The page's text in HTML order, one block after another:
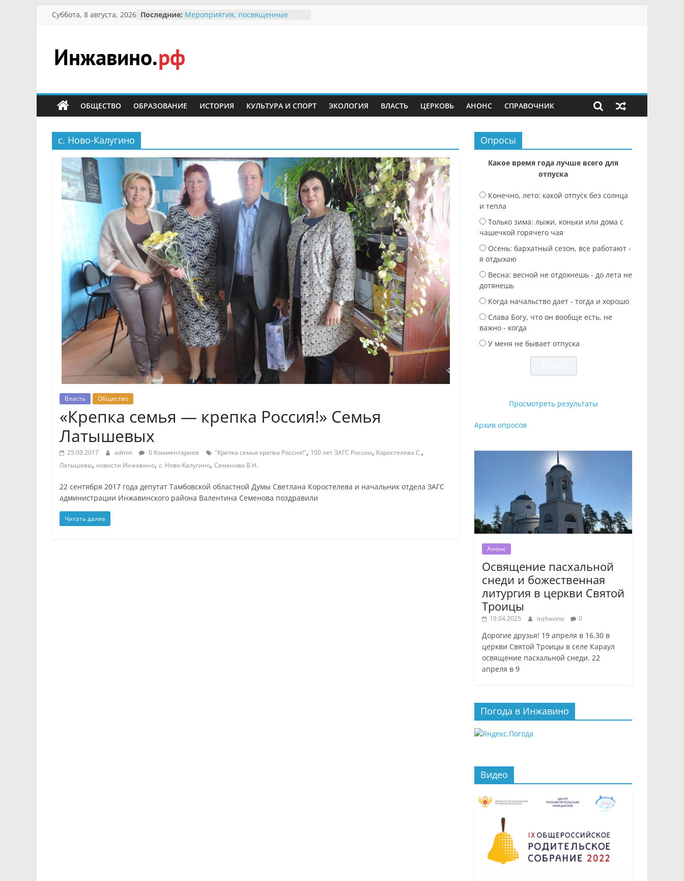
Перейти
Суббота, 8 августа, 2026 Последние: Мероприятия, посвященные
Безопасность в сети Интернет
Ученики приняли участие в
мероприятии «Сохраним
заповедника родились крапчатые
суслики
Инжавино.рф
сельский
портал
ОБЩЕСТВО ОБРАЗОВАНИЕ ИСТОРИЯ КУЛЬТУРА И СПОРТ ЭКОЛОГИЯ ВЛАСТЬ ЦЕРКОВЬ АНОНС СПРАВОЧНИК
с. Ново-Калугино
Власть Общество
«Крепка семья — крепка Россия!» Семья
Латышевых
25.09.2017 admin 0 Комментариев "Крепка семья крепка Россия!", 100 лет ЗАГС России, Коростелева С.,
Латышевы, новости Инжавино, с. Ново-Калугино, Семенова В.Н.
22 сентября 2017 года депутат Тамбовской областной Думы Светлана Коростелева и начальник отдела ЗАГС
администрации Инжавинского района Валентина Семенова поздравили
Читать далее
Опросы
Какое время года лучше всего для
отпуска
Конечно, лето: какой отпуск без солнца
и тепла
Только зима: лыжи, коньки или дома с
чашечкой горячего чая
Осень: бархатный сезон, все работают -
я отдыхаю
Весна: весной не отдохнешь - до лета не
дотянешь
Когда начальство дает - тогда и хорошо
Слава Богу, что он вообще есть, не
важно - когда
У меня не бывает отпуска
Просмотреть результаты
Архив опросов
Анонс
Освящение пасхальной
снеди и божественная
литургия в церкви Святой
Троицы
19.04.2025 inzhavino 0
Дорогие друзья! 19 апреля в 16.30 в
церкви Святой Троицы в селе Караул
освящение пасхальной снеди. 22
апреля в 9
Погода в Инжавино
Видео